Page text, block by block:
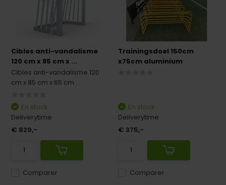
Cibles anti-vandalisme
120 cm x 85 cm x ...
Cibles anti-vandalisme 120
cm x 85 cm x 65 cm
Comparer
En stock
Deliverytime
€ 829,-
Trainingsdoel 150cm
x75cm aluminium
Comparer
En stock
Deliverytime
€ 375,-